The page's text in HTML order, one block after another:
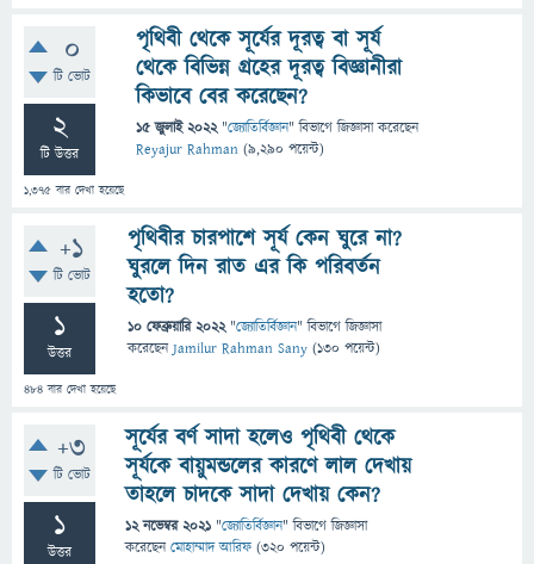
0
টি ভোট
2
টি উত্তর
1,375 বার দেখা হয়েছে
পৃথিবী থেকে সূর্যের দূরত্ব বা সূর্য
থেকে বিভিন্ন গ্রহের দূরত্ব বিজ্ঞানীরা
কিভাবে বের করেছেন?
15 জুলাই 2022 "জ্যোতির্বিজ্ঞান" বিভাগে জিজ্ঞাসাকরেছেন
Reyajur Rahman (9,290 পয়েন্ট)
+1
টি ভোট
1
উত্তর
484 বার দেখা হয়েছে
পৃথিবীর চারপাশে সূর্য কেন ঘুরে না?
ঘুরলে দিন রাত এর কি পরিবর্তন
হতো?
10 ফেব্রুয়ারি 2022 "জ্যোতির্বিজ্ঞান" বিভাগে জিজ্ঞাসা
করেছেনJamilur Rahman Sany (130 পয়েন্ট)
+3
টি ভোট
1
উত্তর
সূর্যের বর্ণ সাদা হলেও পৃথিবী থেকে
সূর্যকে বায়ুমন্ডলের কারণে লাল দেখায়
তাহলে চাদকে সাদা দেখায় কেন?
12 নভেম্বর 2021 "জ্যোতির্বিজ্ঞান" বিভাগে জিজ্ঞাসা
করেছেনমোহাম্মাদ আরিফ (320 পয়েন্ট)